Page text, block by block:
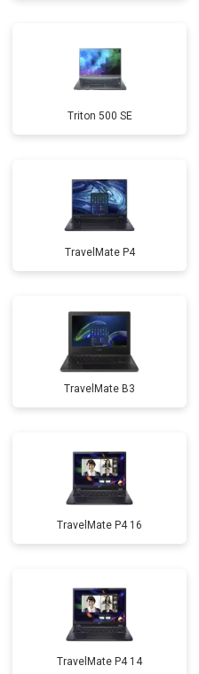
Triton 500 SE
TravelMate P4
TravelMate B3
TravelMate P4 16
TravelMate P4 14